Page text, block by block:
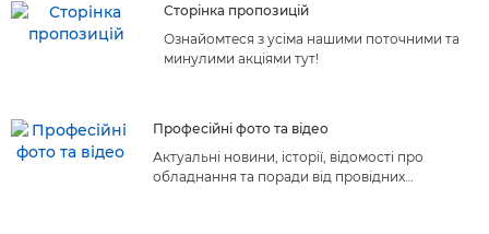
Сторінка пропозицій
Ознайомтеся з усіма нашими поточними та
минулими акціями тут!
Професійні фото та відео
Актуальні новини, історії, відомості про
обладнання та поради від провідних